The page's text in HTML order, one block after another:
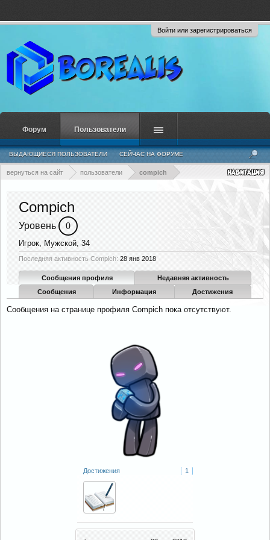
Войти или зарегистрироваться
вернуться на сайт пользователи compich
Достижения 1
Compich
Уровень 0
Игрок, Мужской, 34
Последняя активность Compich: 28 янв 2018
Сообщения профиля
Недавняя активность
Сообщения
Информация Достижения
Сообщения на странице профиля Compich пока отсутствуют.
Форум Пользователи
ВЫДАЮЩИЕСЯ ПОЛЬЗОВАТЕЛИ СЕЙЧАС НА ФОРУМЕ
НЕДАВНЯЯ АКТИВНОСТЬ НОВЫЕ СООБЩЕНИЯ ПРОФИЛЯ